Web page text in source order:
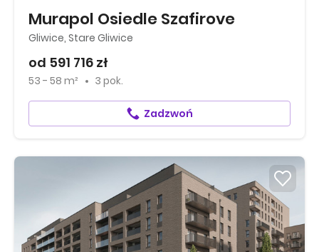
Murapol Osiedle Szafirove
Gliwice, Stare Gliwice
od 591 716 zł
53 - 58 m² 3 pok.
Zadzwoń